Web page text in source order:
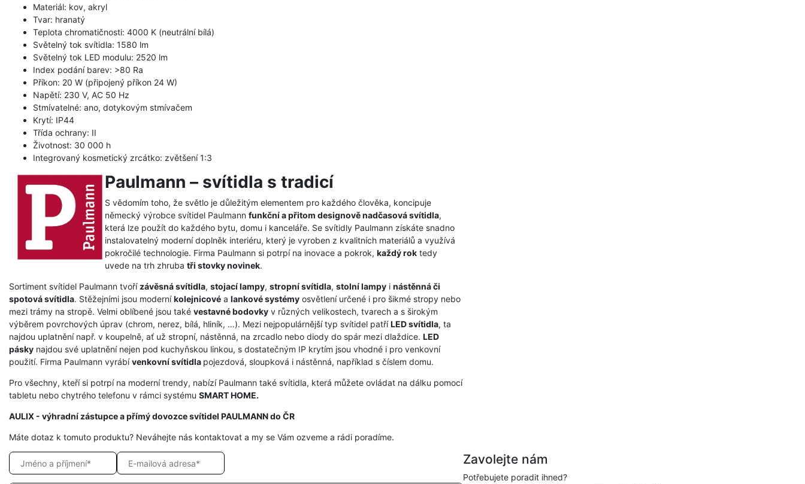
Materiál: kov, akryl
Tvar: hranatý
Teplota chromatičnosti: 4000 K (neutrální bílá)
Světelný tok svítidla: 1580 lm
Světelný tok LED modulu: 2520 lm
Index podání barev: >80 Ra
Příkon: 20 W (připojený příkon 24 W)
Napětí: 230 V, AC 50 Hz
Stmívatelné: ano, dotykovým stmívačem
Krytí: IP44
Třída ochrany: II
Životnost: 30 000 h
Integrovaný kosmetický zrcátko: zvětšení 1:3
Paulmann – svítidla s tradicí
S vědomím toho, že světlo je důležitým elementem pro každého člověka, koncipuje
německý výrobce svítidel Paulmann funkční a přitom designově nadčasová svítidla,
která lze použít do každého bytu, domu i kanceláře. Se svítidly Paulmann získáte snadno
instalovatelný moderní doplněk interiéru, který je vyroben z kvalitních materiálů a využívá
pokročilé technologie. Firma Paulmann si potrpí na inovace a pokrok, každý rok tedy
uvede na trh zhruba tři stovky novinek.
Sortiment svítidel Paulmann tvoří závěsná svítidla, stojací lampy, stropní svítidla, stolní lampy i nástěnná či
spotová svítidla. Stěžejními jsou moderníkolejnicové a lankové systémy osvětlení určené i pro šikmé stropy nebo
mezi trámy na stropě. Velmi oblíbené jsou také vestavné bodovky v různých velikostech, tvarech a s širokým
výběrem povrchových úprav (chrom, nerez, bílá, hliník, …). Mezi nejpopulárnější typ svítidel patříLED svítidla, ta
najdou uplatnění např. v koupelně, ať už stropní, nástěnná, na zrcadlo nebo diody do spár mezi dlaždice. LED
pásky najdou své uplatnění nejen pod kuchyňskou linkou, s dostatečným IP krytím jsou vhodné i pro venkovní
použití. Firma Paulmann vyrábívenkovní svítidla pojezdová, sloupková i nástěnná, například s číslem domu.
Pro všechny, kteří si potrpí na moderní trendy, nabízí Paulmann také svítidla, která můžete ovládat na dálku pomocí
tabletu nebo chytrého telefonu v rámci systému SMART HOME.
AULIX - výhradní zástupce a přímý dovozce svítidel PAULMANN do ČR
Máte dotaz k tomuto produktu? Neváhejte nás kontaktovat a my se Vám ozveme a rádi poradíme.
Zavolejte nám
Potřebujete poradit ihned?